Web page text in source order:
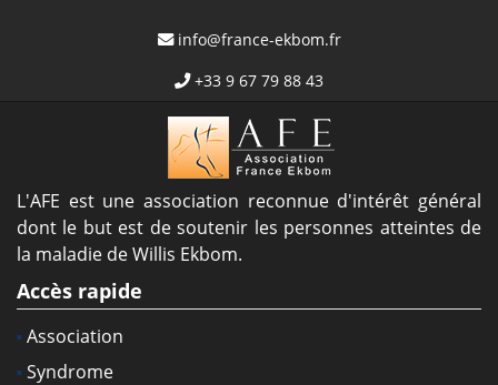
info@france-ekbom.fr
+33 9 67 79 88 43
L'AFE est une association reconnue d'intérêt général
dont le but est de soutenir les personnes atteintes de
la maladie de Willis Ekbom.
Accès rapide
Association
Syndrome